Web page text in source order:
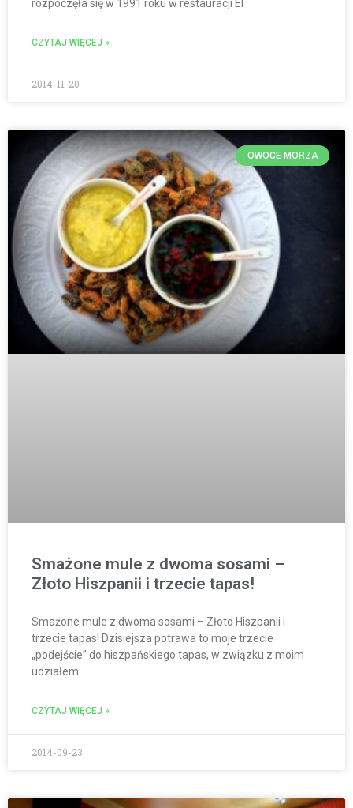
rozpoczęła się w 1991 roku w restauracji El
CZYTAJ WIĘCEJ »
2014-11-20
OWOCE MORZA
Smażone mule z dwoma sosami –
Złoto Hiszpanii i trzecie tapas!
Smażone mule z dwoma sosami – Złoto Hiszpanii i
trzecie tapas! Dzisiejsza potrawa to moje trzecie
„podejście” do hiszpańskiego tapas, w związku z moim
udziałem
CZYTAJ WIĘCEJ »
2014-09-23